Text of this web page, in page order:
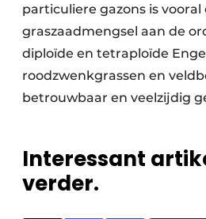
particuliere gazons is vooral
graszaadmengsel aan de
diploïde en tetraploïde
roodzwenkgrassen en
betrouwbaar en veelzijdig
Interessant
verder.